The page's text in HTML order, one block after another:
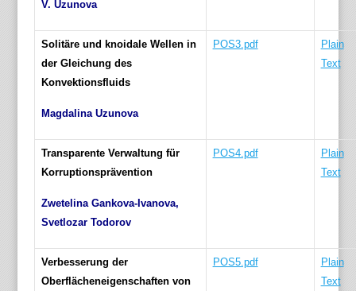
V. Uzunova
Solitäre und knoidale Wellen in
der Gleichung des
Konvektionsfluids
Magdalina Uzunova
POS3.pdf
Plain
Text
Transparente Verwaltung für
Korruptionsprävention
Zwetelina Gankova-Ivanova,
Svetlozar Todorov
POS4.pdf
Plain
Text
Verbesserung der
Oberflächeneigenschaften von
POS5.pdf
Plain
Text